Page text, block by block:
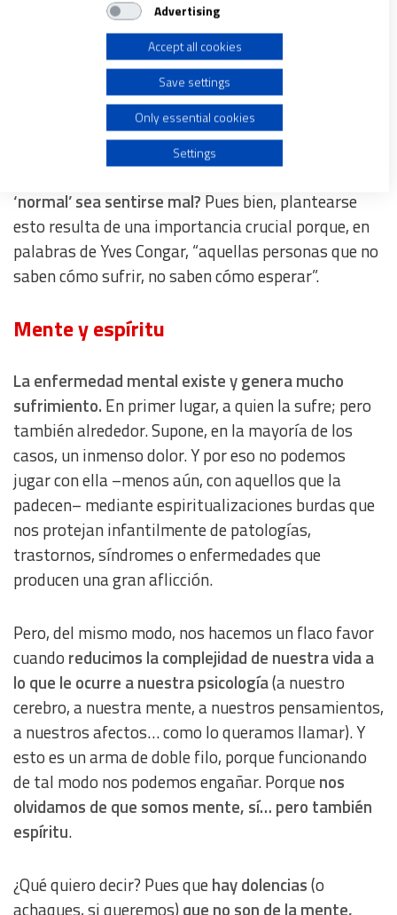
Sin embargo, con honradez,¿podemos decirnos que
todo lo que nos pasa es psicológico?
afecta ocurre simplemente en nuestra vida
mental?, ¿que lo que nos hace sufrir es un síntoma
que “nos viene” y “nos entra” (así, como quien se
coge una gripe), y ya está? Más aún,
‘normal’ sea sentirse mal? Pues bien, plantearse
esto resulta de una importancia crucial porque, en
palabras de Yves Congar, “aquellas personas que no
saben cómo sufrir, no saben cómo esperar”.
Mente y espíritu
La enfermedad mental existe y genera mucho
sufrimiento. En primer lugar, a quien la sufre; pero
también alrededor. Supone, en la mayoría de los
casos, un inmenso dolor. Y por eso no podemos
jugar con ella –menos aún, con aquellos que la
padecen– mediante espiritualizaciones burdas que
nos protejan infantilmente de patologías,
trastornos, síndromes o enfermedades que
producen una gran aflicción.
Pero, del mismo modo, nos hacemos un flaco favor
cuando reducimos la complejidad de nuestra vida a
lo que le ocurre a nuestra psicología(a nuestro
cerebro, a nuestra mente, a nuestros pensamientos,
a nuestros afectos… como lo queramos llamar). Y
esto es un arma de doble filo, porque funcionando
de tal modo nos podemos engañar. Porquenos
olvidamos de que somos mente, sí… pero también
espíritu.
¿Qué quiero decir? Pues quehay dolencias(o
achaques, si queremos) que no son de la mente,
Use limited data to select advertising
Create profiles for personalised advertising
Use profiles to select personalised advertising
Create profiles to personalise content
Use profiles to select personalised content
Understand audiences through statistics or combinations
of data from different sources
Develop and improve services
Use limited data to select content
IAB Special Features:
Use precise geolocation data
Identify devices based on information actively requested
Non-IAB processing purposes:
Essential
Analytical
Functional
Advertising
Accept all cookies
Save settings
Only essential cookies
Settings